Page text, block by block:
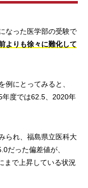
なった医学部の受験で
よりも徐々に難化して
例にとってみると、
度では62.5、2020年
られ、福島県立医科大
だった偏差値が、
まで上昇している状況